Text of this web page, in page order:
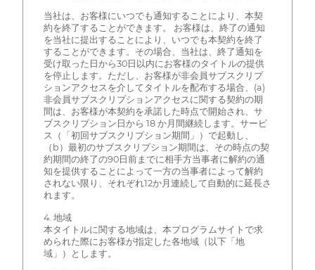
当社は、お客様にいつでも通知することにより、本契
約を終了することができます。 お客様は、終了の通知
を当社に提出することにより、いつでも本契約を終了
することができます。その場合、当社は、終了通知を
受け取った日から30日以内にお客様のタイトルの提供
を停止します。ただし、お客様が非会員サブスクリプ
ションアクセスを介してタイトルを配布する場合、(a)
非会員サブスクリプションアクセスに関する契約の期
間は、お客様が本契約を承諾した時点で開始され、サ
ブスクリプション日から 18 か月間継続します。サービ
ス（「初回サブスクリプション期間」）で起動し、
（b）最初のサブスクリプション期間は、その時点の契
約期間の終了の90日前までに相手方当事者に解約の通
知を提供することによって一方の当事者によって解約
されない限り、それぞれ12か月連続して自動的に延長さ
れます。
4. 地域
本タイトルに関する地域は、本プログラムサイトで求
められた際にお客様が指定した各地域（以下「地
域」）とします。